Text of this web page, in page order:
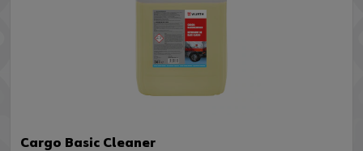
Cargo Basic Cleaner